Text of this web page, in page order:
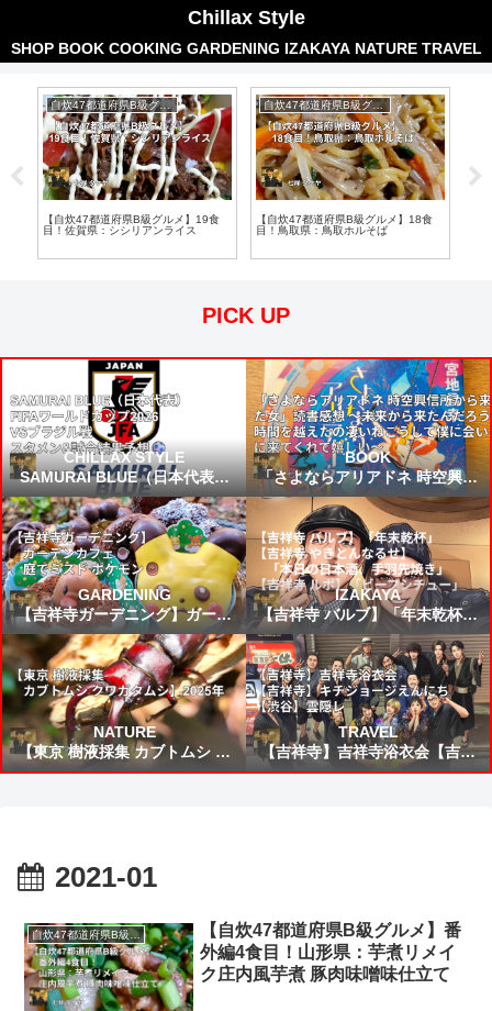
Chillax Style
SHOP BOOK COOKING GARDENING IZAKAYA NATURE TRAVEL
自炊47都道府県B級グルメ
【自炊47都道府県B級グルメ】19食
目！佐賀県：シシリアンライス
自炊47都道府県B級グルメ
【自炊47都道府県B級グルメ】18食
目！鳥取県：鳥取ホルそば
PICK UP
CHILLAX STYLE
SAMURAI BLUE（日本代表）
FIFAワールドカップ2026 VSブ
ラジル戦 スタメン&試合結果予
想⚽
BOOK
「さよならアリアドネ 時空興信
所から来た女」読書感想 ～未来
から来たんだろう時間を越えた
の凄いねこうして僕に会いに来
てくれて嬉しい～
GARDENING
【吉祥寺ガーデニング】ガーデ
ンカフェ☕庭でミスド ポケモン
🍩
IZAKAYA
【吉祥寺 バルブ】「年末乾杯」
【吉祥寺 やきとんなるせ】「本
日の日本酒、手羽先焼き」【吉
祥寺 ルポ】「ビーフシチュー」
NATURE
【東京 樹液採集 カブトムシ ク
ワガタムシ】2025年
TRAVEL
【吉祥寺】吉祥寺浴衣会【吉祥
寺】キチジョージえんにち【渋
2021-01
自炊47都道府県B級グルメ
【自炊47都道府県B級グルメ】番
外編4食目！山形県：芋煮リメイ
ク庄内風芋煮 豚肉味噌味仕立て